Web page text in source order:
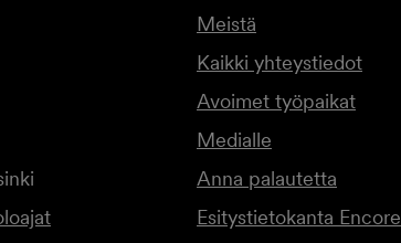
Meistä
Kaikki yhteystiedot
Avoimet työpaikat
Medialle
Anna palautetta
Esitystietokanta Encore